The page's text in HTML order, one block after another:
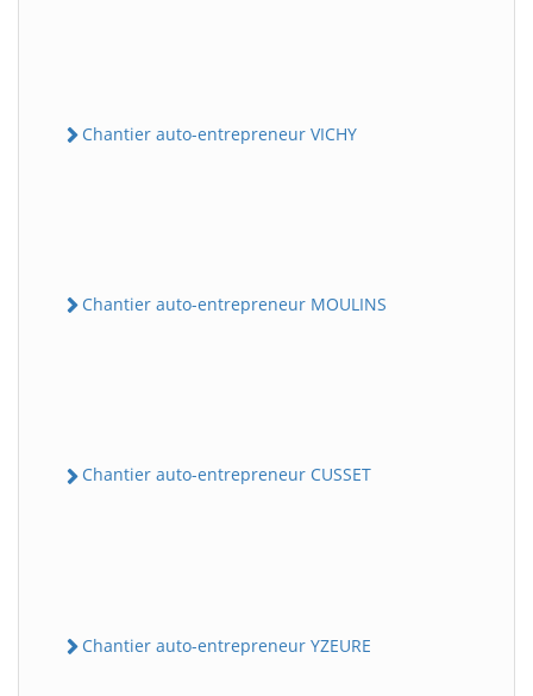
Chantier auto-entrepreneur VICHY
Chantier auto-entrepreneur MOULINS
Chantier auto-entrepreneur CUSSET
Chantier auto-entrepreneur YZEURE